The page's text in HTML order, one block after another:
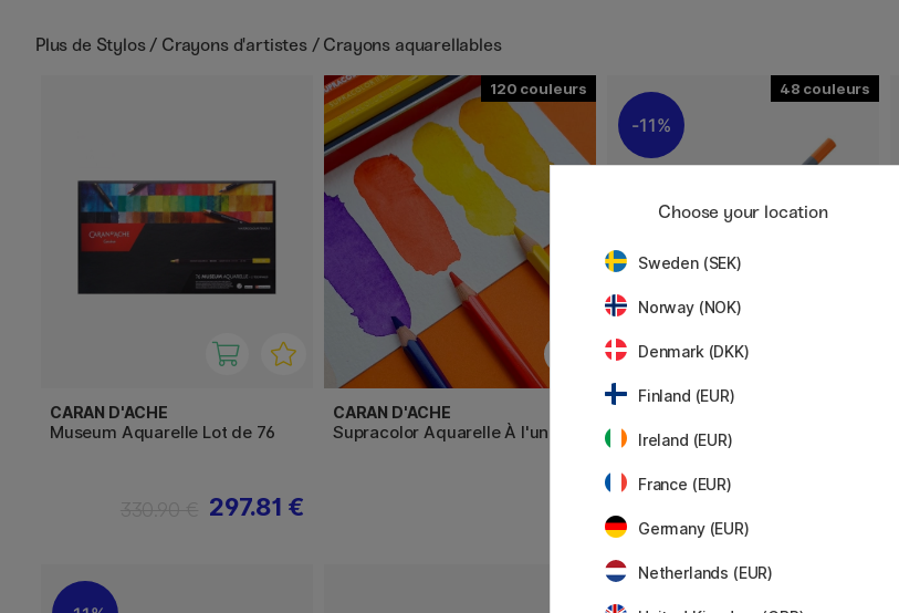
Plus de Stylos / Crayons d'artistes / Crayons aquarellables
CARAN D'ACHE
Museum Aquarelle Lot de 76
297.81 €
120
CARAN D'ACHE
Supracolor Aquarelle À l'unité
48
11%
Goldfaber Aqua Crayon
aquarelle
Choose your location
Sweden (SEK)
Norway (NOK)
Denmark (DKK)
Finland (EUR)
Ireland (EUR)
France (EUR)
Germany (EUR)
Netherlands (EUR)